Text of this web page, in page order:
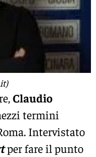
Claudio
termini
Intervistato
per fare il punto